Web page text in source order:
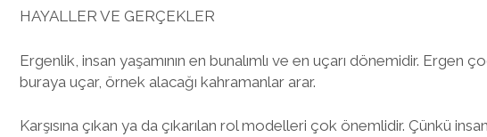
HAYALLER VE GERÇEKLER
Ergenlik, insan yaşamının en bunalımlı ve en uçarı dönemidir. Ergen
buraya uçar, örnek alacağı kahramanlar arar.
Karşısına çıkan ya da çıkarılan rol modelleri çok önemlidir. Çünkü